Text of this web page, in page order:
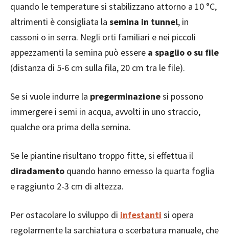
quando le temperature si stabilizzano attorno a 10 °C,
altrimenti è consigliata la semina in tunnel, in
cassoni o in serra. Negli orti familiari e nei piccoli
appezzamenti la semina può essere a spaglio o su file
(distanza di 5-6 cm sulla fila, 20 cm tra le file).
Se si vuole indurre la pregerminazionesi possono
immergere i semi in acqua, avvolti in uno straccio,
qualche ora prima della semina.
Se le piantine risultano troppo fitte, si effettua il
diradamento quando hanno emesso la quarta foglia
e raggiunto 2-3 cm di altezza.
Per ostacolare lo sviluppo di infestanti si opera
regolarmente la sarchiatura o scerbatura manuale, che